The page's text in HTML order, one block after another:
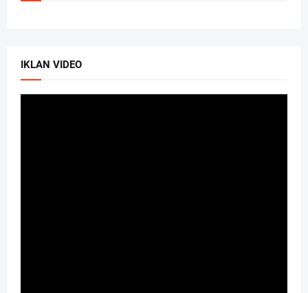
IKLAN VIDEO